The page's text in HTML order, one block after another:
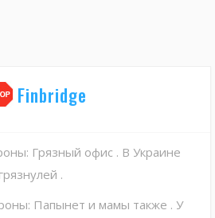
Finbridge
Грязный офис . В Украине
.
Папынет и мамы также . У